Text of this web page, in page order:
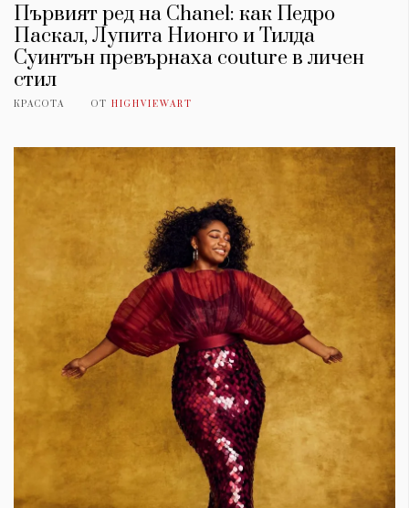
Първият ред на Chanel: как Педро
Паскал, Лупита Нионго и Тилда
Суинтън превърнаха couture в личен
стил
КРАСОТА ОТ HIGHVIEWART